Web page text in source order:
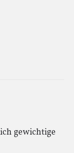
gewichtige